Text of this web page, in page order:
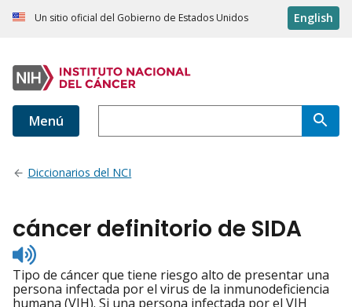
Un sitio oficial del Gobierno de Estados Unidos English
Menú
Diccionarios del NCI
cáncer definitorio de SIDA
Listen
to
pronunciation
Tipo de cáncer que tiene riesgo alto de presentar una
persona infectada por el virus de la inmunodeficiencia
humana (VIH). Si una persona infectada por el VIH